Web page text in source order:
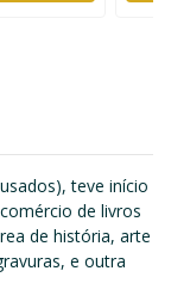
teve início
de livros
de história, arte
e outra